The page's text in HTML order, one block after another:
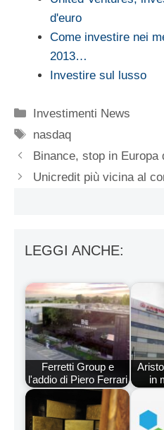
d'euro
Come investire nei
2013…
Investire sul lusso
Categorie
Investimenti News
Tag
nasdaq
Binance, stop in Europa
Unicredit più vicina al
LEGGI ANCHE:
Ferretti Group e
l'addio di Piero Ferrari
in